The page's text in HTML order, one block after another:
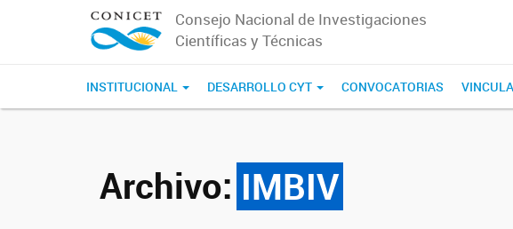
Consejo Nacional de Investigaciones
Científicas y Técnicas
INSTITUCIONAL DESARROLLO CYT CONVOCATORIAS
Archivo: IMBIV